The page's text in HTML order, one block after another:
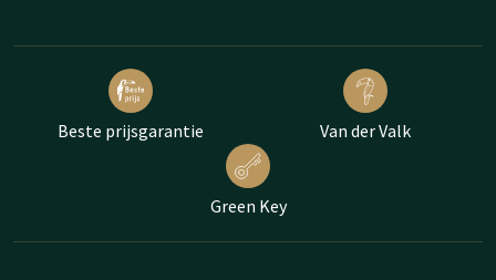
Beste prijsgarantie Van der Valk
Green Key